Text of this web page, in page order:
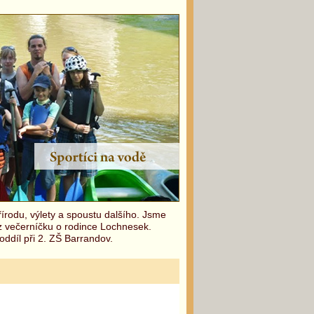
výlety a spoustu dalšího. Jsme
o rodince Lochnesek.
při 2. ZŠ Barrandov.